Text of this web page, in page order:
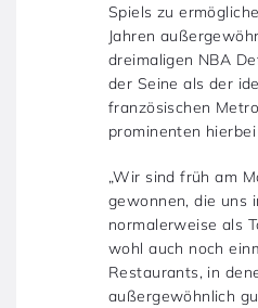
Spiels zu
Jahren
dreimaligen NBA
der Seine als der
französischen
prominenten
„Wir sind früh am
gewonnen, die uns
normalerweise als
wohl auch noch
Restaurants, in
außergewöhnlich